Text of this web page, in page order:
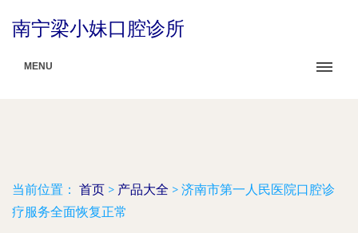
南宁梁小妹口腔诊所
MENU
当前位置： 首页 > 产品大全 > 济南市第一人民医院口腔诊
疗服务全面恢复正常